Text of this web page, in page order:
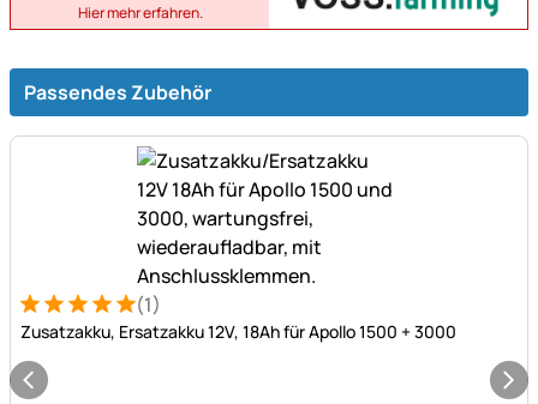
Hier mehr erfahren.
Passendes Zubehör
Bewertung: 5 von 5 (1 Bewertungen)
1 Bewertung (1)
Zusatzakku, Ersatzakku 12V, 18Ah für Apollo 1500 + 3000